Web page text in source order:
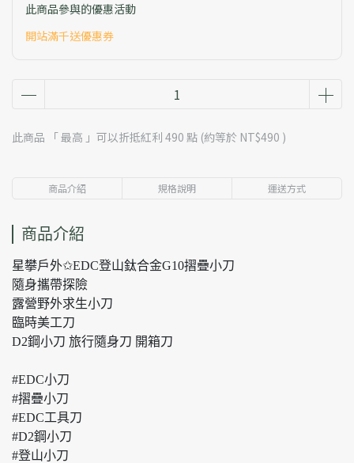
此商品參與的優惠活動
開站滿千送優惠券
此商品 「 最高 」可以折抵紅利 490 點 (約等於 NT$490 )
商品介紹 規格說明 運送方式
商品介紹
星攀戶外✩EDC登山鈦合金G10摺疊小刀
隨身攜帶探險
露營野外求生小刀
臨時美工刀
D2鋼小刀 旅行隨身刀 開箱刀
#EDC小刀
#摺疊小刀
#EDC工具刀
#D2鋼小刀
#登山小刀